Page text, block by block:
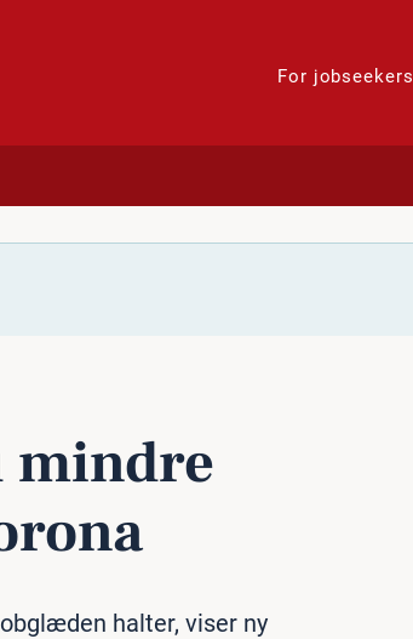
For jobseekers
mindre
halter, viser ny